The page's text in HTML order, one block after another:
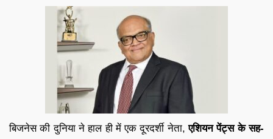
बिजनेस की दुनिया ने हाल ही में एक दूरदर्शी नेता,एशियन पेंट्स के सह-